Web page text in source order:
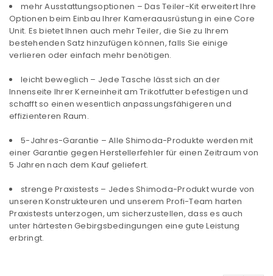
ANMELDEN
Benutzername oder E-Mail-Adresse
mehr Ausstattungsoptionen – Das Teiler-Kit erweitert Ihre
Optionen beim Einbau Ihrer Kameraausrüstung in eine Core
Unit. Es bietet Ihnen auch mehr Teiler, die Sie zu Ihrem
bestehenden Satz hinzufügen können, falls Sie einige
verlieren oder einfach mehr benötigen.
leicht beweglich – Jede Tasche lässt sich an der
Innenseite Ihrer Kerneinheit am Trikotfutter befestigen und
schafft so einen wesentlich anpassungsfähigeren und
effizienteren Raum.
5-Jahres-Garantie – Alle Shimoda-Produkte werden mit
einer Garantie gegen Herstellerfehler für einen Zeitraum von
5 Jahren nach dem Kauf geliefert.
strenge Praxistests – Jedes Shimoda-Produkt wurde von
unseren Konstrukteuren und unserem Profi-Team harten
Praxistests unterzogen, um sicherzustellen, dass es auch
unter härtesten Gebirgsbedingungen eine gute Leistung
erbringt.